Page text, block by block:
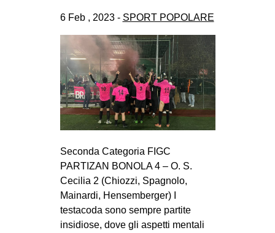
ARTE
CINEMA
MANIFESTI
MUSICA
INTERNAZIONALE
AFRICA
AMERICHE
ESTREMO ORIENTE
6 Feb , 2023 - SPORT POPOLARE
Seconda Categoria FIGC
PARTIZAN BONOLA 4 – O. S.
Cecilia 2 (Chiozzi, Spagnolo,
Mainardi, Hensemberger) I
testacoda sono sempre partite
insidiose, dove gli aspetti mentali